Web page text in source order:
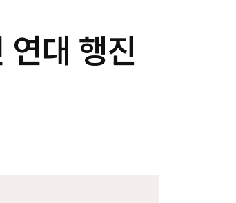
대 행진